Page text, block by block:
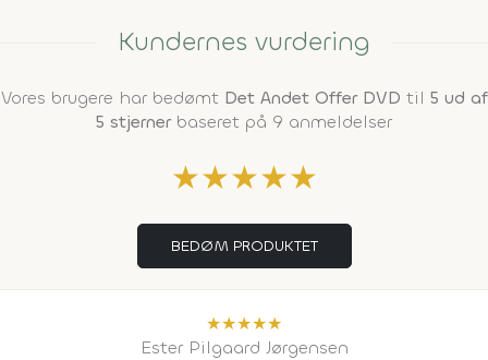
Kundernes vurdering
Vores brugere har bedømt Det Andet Offer DVD til 5 ud af
5 stjernerbaseret på 9 anmeldelser
★★★★★
BEDØM PRODUKTET
★★★★★
Ester Pilgaard Jørgensen